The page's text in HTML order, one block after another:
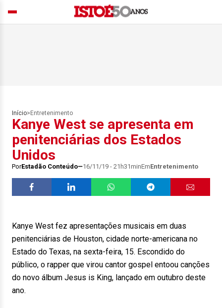
Início> Entretenimento
Kanye West se apresenta em
penitenciárias dos Estados
Unidos
PorEstadão Conteúdo 16/11/19 - 21h31minEmEntretenimento
Kanye West fez apresentações musicais em duas
penitenciárias de Houston, cidade norte-americana no
Estado do Texas, na sexta-feira, 15. Escondido do
público, o rapper que virou cantor gospel entoou canções
do novo álbum Jesus is King, lançado em outubro deste
ano.